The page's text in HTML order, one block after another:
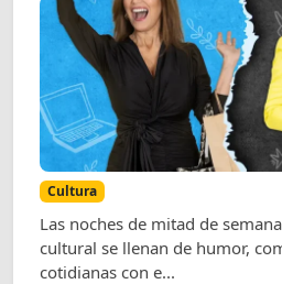
Cultura
Las noches de mitad de
cultural se llenan de humor,
cotidianas con e...